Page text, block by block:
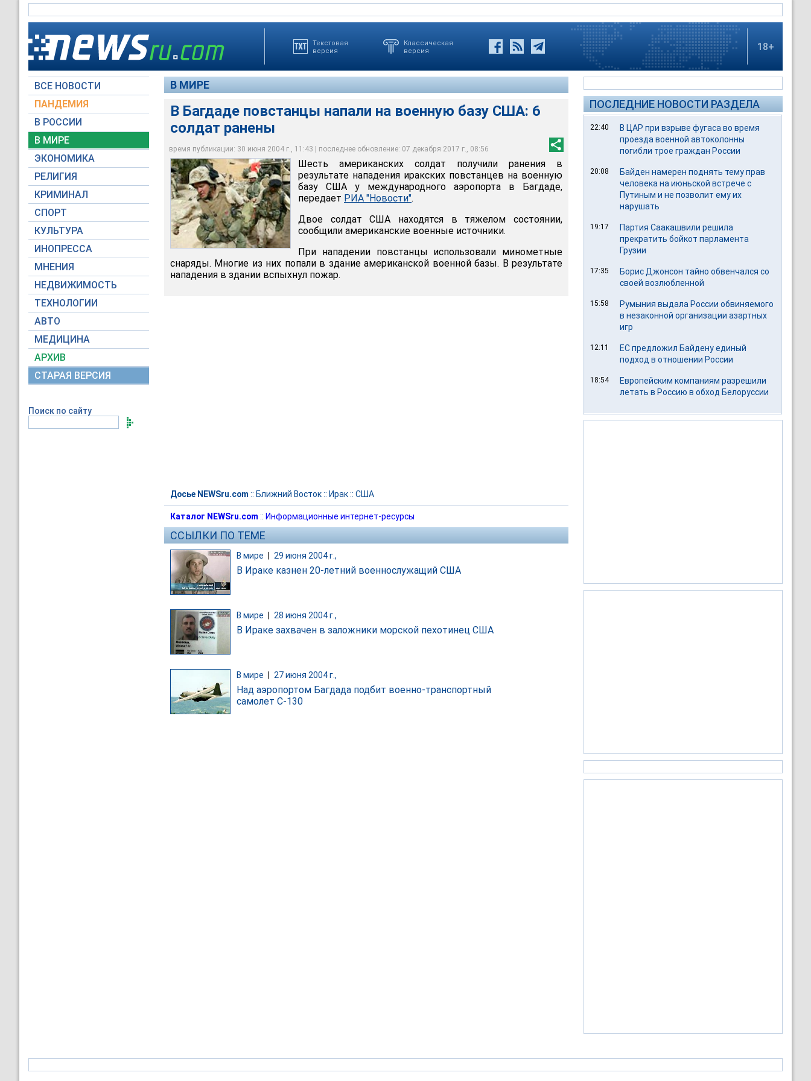
Текстовая
версия
Классическая
версия
18+
ВСЕ НОВОСТИ
ПАНДЕМИЯ
В РОССИИ
В МИРЕ
ЭКОНОМИКА
РЕЛИГИЯ
КРИМИНАЛ
СПОРТ
КУЛЬТУРА
ИНОПРЕССА
МНЕНИЯ
НЕДВИЖИМОСТЬ
ТЕХНОЛОГИИ
АВТО
МЕДИЦИНА
АРХИВ
СТАРАЯ ВЕРСИЯ
Поиск по сайту
В МИРЕ
В Багдаде повстанцы напали на военную базу США: 6
солдат ранены
время публикации: 30 июня 2004 г., 11:43 | последнее обновление: 07 декабря 2017 г., 08:56
В Багдаде повстанцы напали на военную базу США: 6 солдат ранены
Архив NEWSru.com
Шесть американских солдат получили ранения в
результате нападения иракских повстанцев на военную
базу США у международного аэропорта в Багдаде,
передает РИА "Новости".
Двое солдат США находятся в тяжелом состоянии,
сообщили американские военные источники.
При нападении повстанцы использовали минометные
снаряды. Многие из них попали в здание американской военной базы. В результате
нападения в здании вспыхнул пожар.
Досье NEWSru.com :: Ближний Восток:: Ирак:: США
Каталог NEWSru.com :: Информационные интернет-ресурсы
ССЫЛКИ ПО ТЕМЕ
В мире 29 июня 2004 г.,
В Ираке казнен 20-летний военнослужащий США
В мире 28 июня 2004 г.,
В Ираке захвачен в заложники морской пехотинец США
В мире 27 июня 2004 г.,
Над аэропортом Багдада подбит военнo-транспортный
самолет С-130
ПОСЛЕДНИЕ НОВОСТИ РАЗДЕЛА
22:40
В ЦАР при взрыве фугаса во время
проезда военной автоколонны
погибли трое граждан России
20:08
Байден намерен поднять тему прав
человека на июньской встрече с
Путиным и не позволит ему их
нарушать
19:17
Партия Саакашвили решила
прекратить бойкот парламента
Грузии
17:35
Борис Джонсон тайно обвенчался со
своей возлюбленной
15:58
Румыния выдала России обвиняемого
в незаконной организации азартных
игр
12:11
ЕС предложил Байдену единый
подход в отношении России
18:54
Европейским компаниям разрешили
летать в Россию в обход Белоруссии